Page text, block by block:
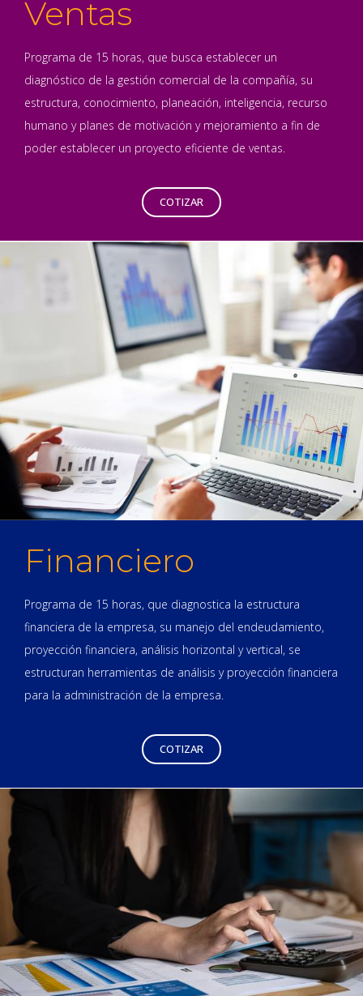
Ventas
Programa de 15 horas, que busca establecer un
diagnóstico de la gestión comercial de la compañía, su
estructura, conocimiento, planeación, inteligencia, recurso
humano y planes de motivación y mejoramiento a fin de
poder establecer un proyecto eficiente de ventas.
COTIZAR
Financiero
Programa de 15 horas, que diagnostica la estructura
financiera de la empresa, su manejo del endeudamiento,
proyección financiera, análisis horizontal y vertical, se
estructuran herramientas de análisis y proyección financiera
para la administración de la empresa.
COTIZAR